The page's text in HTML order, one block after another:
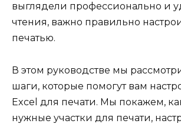
выглядели профессионально и
чтения, важно правильно
печатью.
В этом руководстве мы
шаги, которые помогут вам
Excel для печати. Мы покажем,
нужные участки для печати,